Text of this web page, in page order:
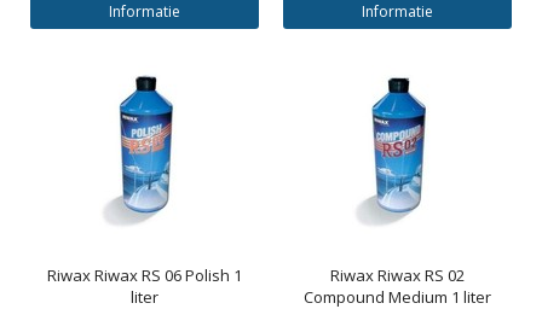
Informatie Informatie
RiwaxRiwax RS 06 Polish 1
liter
RiwaxRiwax RS 02
Compound Medium 1 liter